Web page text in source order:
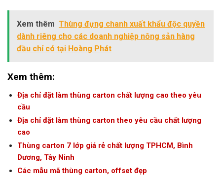
Xem thêm Thùng đựng chanh xuất khẩu độc quyền
dành riêng cho các doanh nghiệp nông sản hàng
đầu chỉ có tại Hoàng Phát
Xem thêm:
Địa chỉ đặt làm thùng carton chất lượng cao theo yêu
cầu
Địa chỉ đặt làm thùng carton theo yêu cầu chất lượng
cao
Thùng carton 7 lớp giá rẻ chất lượng TPHCM, Bình
Dương, Tây Ninh
Các mẫu mã thùng carton, offset đẹp